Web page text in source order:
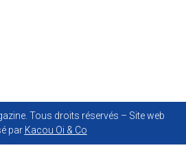
Tous droits réservés – Site web
par Kacou Oi & Co